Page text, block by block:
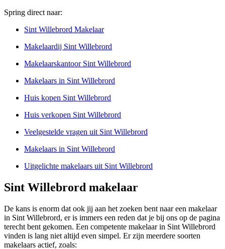
Spring direct naar:
Sint Willebrord Makelaar
Makelaardij Sint Willebrord
Makelaarskantoor Sint Willebrord
Makelaars in Sint Willebrord
Huis kopen Sint Willebrord
Huis verkopen Sint Willebrord
Veelgestelde vragen uit Sint Willebrord
Makelaars in Sint Willebrord
Uitgelichte makelaars uit Sint Willebrord
Sint Willebrord makelaar
De kans is enorm dat ook jij aan het zoeken bent naar een makelaar
in Sint Willebrord, er is immers een reden dat je bij ons op de pagina
terecht bent gekomen. Een competente makelaar in Sint Willebrord
vinden is lang niet altijd even simpel. Er zijn meerdere soorten
makelaars actief, zoals: